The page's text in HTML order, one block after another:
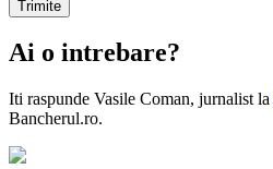
Ai o intrebare?
Iti raspunde Vasile Coman, jurnalist la
Bancherul.ro.